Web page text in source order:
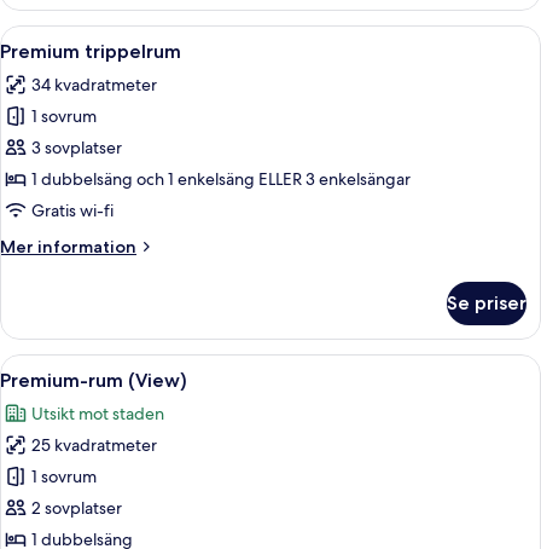
(View)
Öppna
alla
foton
för
Premium
trippelrum
Ett modernt hotellrum med en stor
9
Premium trippelrum
34 kvadratmeter
1 sovrum
3 sovplatser
1 dubbelsäng och 1 enkelsäng ELLER 3 enkelsängar
Gratis wi-fi
Mer information
Mer
trippelrum
Se priser
Öppna
alla
foton
för
Premium-
rum
(View)
Ett modernt hotellrum med en stor
13
Premium-rum (View)
Utsikt mot staden
25 kvadratmeter
1 sovrum
2 sovplatser
1 dubbelsäng